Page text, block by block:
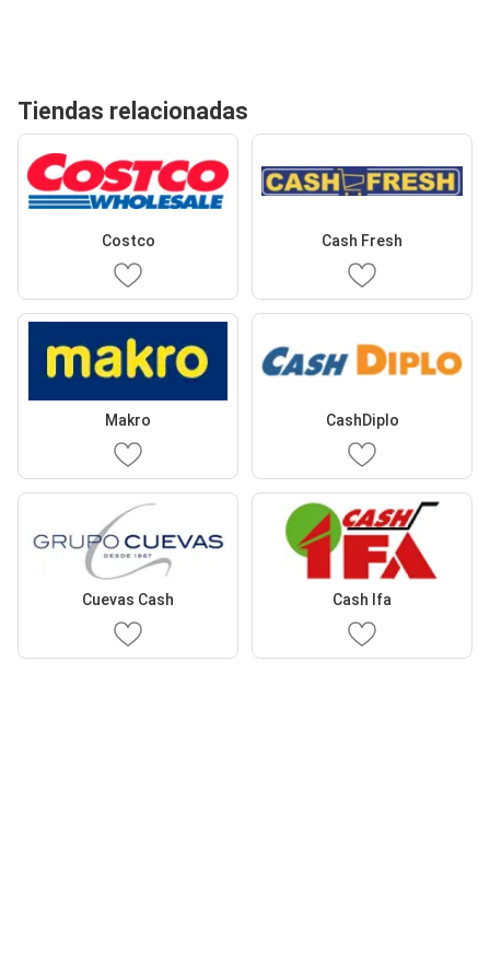
Tiendas relacionadas
Costco Cash Fresh
Makro CashDiplo
Cuevas Cash Cash Ifa